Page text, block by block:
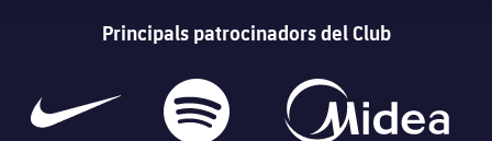
Principals patrocinadors del Club